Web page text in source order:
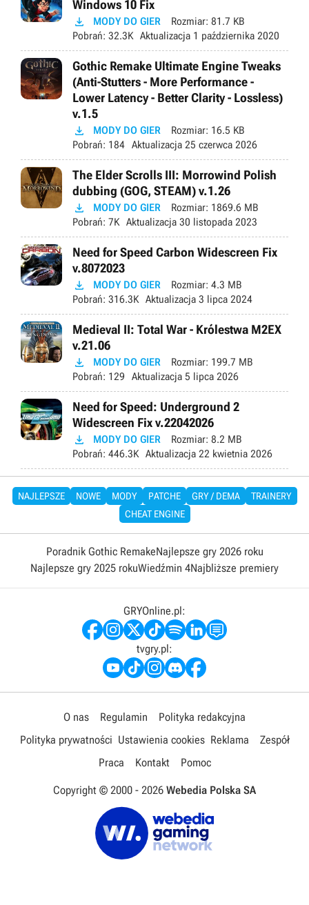
Windows 10 Fix
 MODY DO GIER Rozmiar: 81.7 KB
Pobrań: 32.3K Aktualizacja 1 października 2020
Gothic Remake Ultimate Engine Tweaks
(Anti-Stutters - More Performance -
Lower Latency - Better Clarity - Lossless)
v.1.5
 MODY DO GIER Rozmiar: 16.5 KB
Pobrań: 184 Aktualizacja 25 czerwca 2026
The Elder Scrolls III: Morrowind Polish
dubbing (GOG, STEAM) v.1.26
 MODY DO GIER Rozmiar: 1869.6 MB
Pobrań: 7K Aktualizacja 30 listopada 2023
Need for Speed Carbon Widescreen Fix
v.8072023
 MODY DO GIER Rozmiar: 4.3 MB
Pobrań: 316.3K Aktualizacja 3 lipca 2024
Medieval II: Total War - Królestwa M2EX
v.21.06
 MODY DO GIER Rozmiar: 199.7 MB
Pobrań: 129 Aktualizacja 5 lipca 2026
Need for Speed: Underground 2
Widescreen Fix v.22042026
 MODY DO GIER Rozmiar: 8.2 MB
Pobrań: 446.3K Aktualizacja 22 kwietnia 2026
NAJLEPSZE NOWE MODY PATCHE GRY / DEMA
TRAINERY
CHEAT ENGINE
Poradnik Gothic RemakeNajlepsze gry 2026 roku
Najlepsze gry 2025 rokuWiedźmin 4Najbliższe premiery
GRYOnline.pl:
tvgry.pl:
O nas Regulamin
Polityka redakcyjna
Polityka prywatności Ustawienia cookies Reklama
Zespół
Praca
Kontakt Pomoc
Copyright © 2000 - 2026 Webedia Polska SA